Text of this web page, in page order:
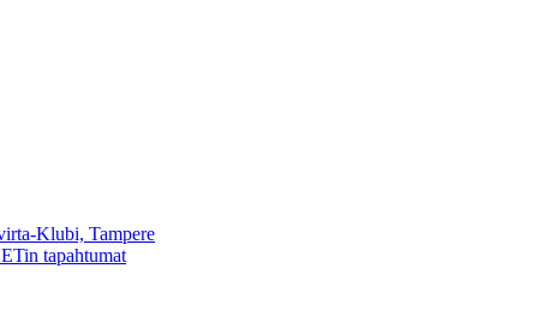
Klubi, Tampere
tapahtumat